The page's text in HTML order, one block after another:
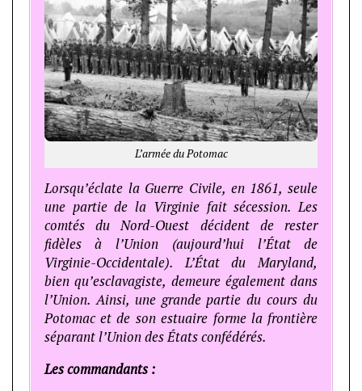
L’armée du Potomac
Lorsqu’éclate la Guerre Civile, en 1861, seule
une partie de la Virginie fait sécession. Les
comtés du Nord-Ouest décident de rester
fidèles à l’Union (aujourd’hui l’État de
Virginie-Occidentale). L’État du Maryland,
bien qu’esclavagiste, demeure également dans
l’Union. Ainsi, une grande partie du cours du
Potomac et de son estuaire forme la frontière
séparant l’Union des États confédérés.
Les commandants :